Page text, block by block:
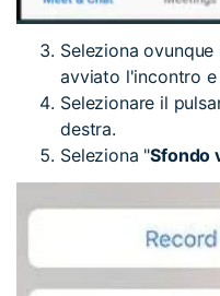
Seleziona
avviato l'incontro
Selezionare il
destra.
Seleziona "Sfondo